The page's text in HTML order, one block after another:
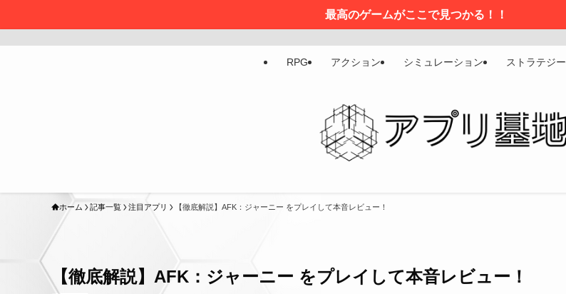
最高のゲームがここで見つかる！！
RPG アクション シミュレーション ストラテジー
ホーム 記事一覧 注目アプリ 【徹底解説】AFK：ジャーニー をプレイして本音レビュー！
【徹底解説】AFK：ジャーニー をプレイして本音レビュー！